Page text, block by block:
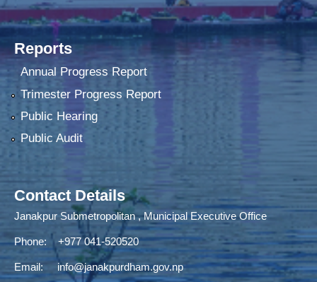
Reports
Annual Progress Report
Trimester Progress Report
Public Hearing
Public Audit
Contact Details
Janakpur Submetropolitan , Municipal Executive Office
Phone: +977 041-520520
Email: info@janakpurdham.gov.np